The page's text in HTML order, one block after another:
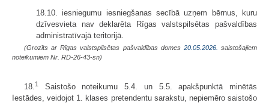
18.10. iesniegumu iesniegšanas secībā uzņem bērnus, kuru
dzīvesvieta nav deklarēta Rīgas valstspilsētas pašvaldības
administratīvajā teritorijā.
(Grozīts ar Rīgas valstspilsētas pašvaldības domes 20.05.2026.
saistošajiem
noteikumiem Nr. RD-26-43-sn)
18. 1
Saistošo noteikumu 5.4. un 5.5. apakšpunktā minētās
Iestādes, veidojot 1. klases pretendentu sarakstu, nepiemēro saistošo